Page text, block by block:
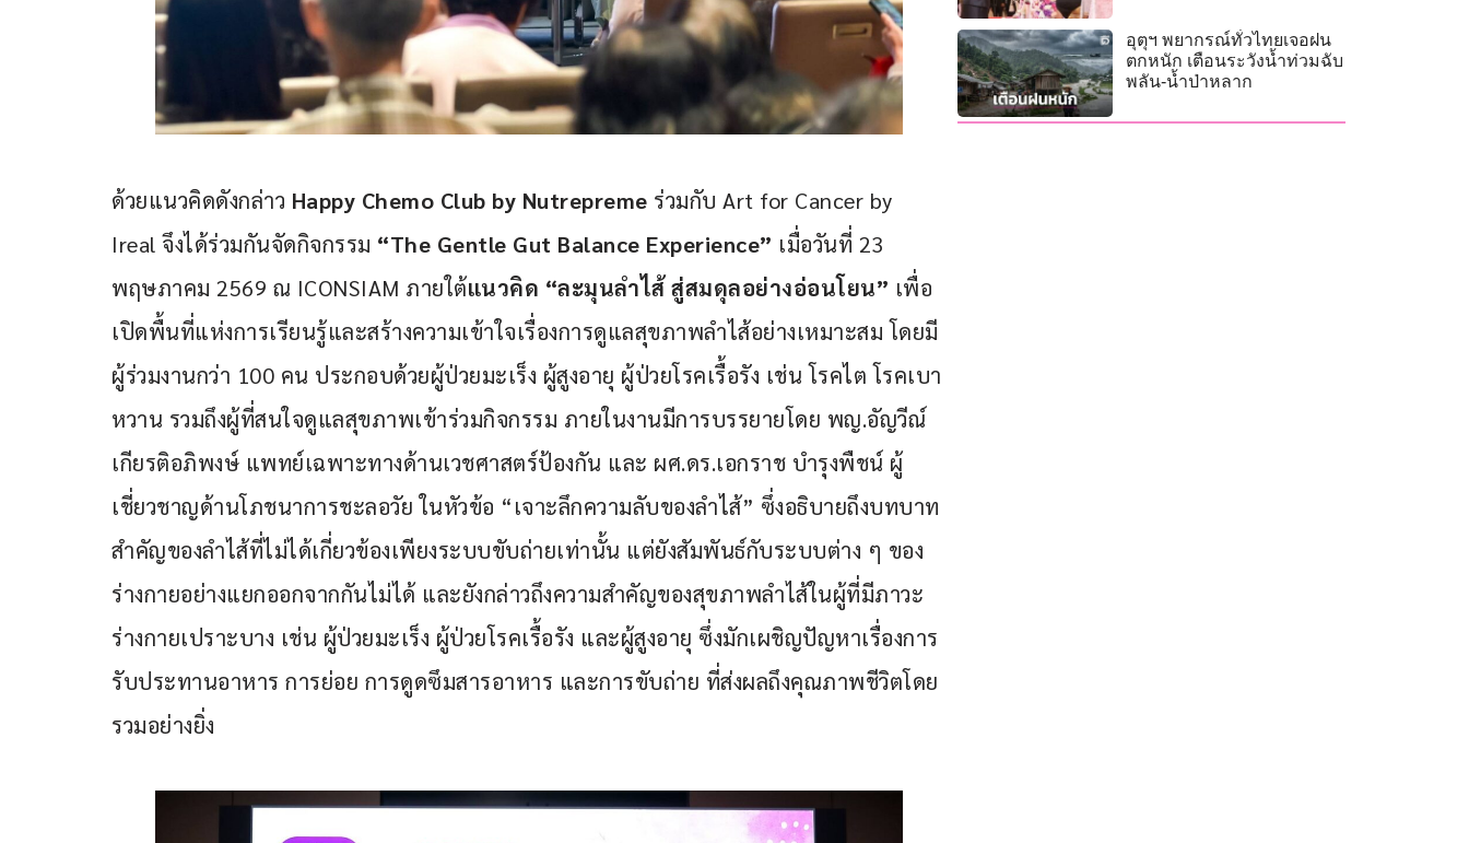
ด้วยแนวคิดดังกล่าว Happy Chemo Club by Nutrepreme ร่วมกับ Art for Cancer by
Ireal จึงได้ร่วมกันจัดกิจกรรม “The Gentle Gut Balance Experience” เมื่อวันที่ 23
พฤษภาคม 2569 ณ ICONSIAM ภายใต้แนวคิด “ละมุนลำไส้ สู่สมดุลอย่างอ่อนโยน” เพื่อ
เปิดพื้นที่แห่งการเรียนรู้และสร้างความเข้าใจเรื่องการดูแลสุขภาพลำไส้อย่างเหมาะสม โดยมี
ผู้ร่วมงานกว่า 100 คน ประกอบด้วยผู้ป่วยมะเร็ง ผู้สูงอายุ ผู้ป่วยโรคเรื้อรัง เช่น โรคไต โรคเบา
หวาน รวมถึงผู้ที่สนใจดูแลสุขภาพเข้าร่วมกิจกรรม ภายในงานมีการบรรยายโดย พญ.อัญวีณ์
เกียรติอภิพงษ์ แพทย์เฉพาะทางด้านเวชศาสตร์ป้องกัน และ ผศ.ดร.เอกราช บำรุงพืชน์ ผู้
เชี่ยวชาญด้านโภชนาการชะลอวัย ในหัวข้อ “เจาะลึกความลับของลำไส้” ซึ่งอธิบายถึงบทบาท
สำคัญของลำไส้ที่ไม่ได้เกี่ยวข้องเพียงระบบขับถ่ายเท่านั้น แต่ยังสัมพันธ์กับระบบต่าง ๆ ของ
ร่างกายอย่างแยกออกจากกันไม่ได้ และยังกล่าวถึงความสำคัญของสุขภาพลำไส้ในผู้ที่มีภาวะ
ร่างกายเปราะบาง เช่น ผู้ป่วยมะเร็ง ผู้ป่วยโรคเรื้อรัง และผู้สูงอายุ ซึ่งมักเผชิญปัญหาเรื่องการ
รับประทานอาหาร การย่อย การดูดซึมสารอาหาร และการขับถ่าย ที่ส่งผลถึงคุณภาพชีวิตโดย
รวมอย่างยิ่ง
อุตุฯ พยากรณ์ทั่วไทยเจอฝน
ตกหนัก เตือนระวังน้ำท่วมฉับ
พลัน-น้ำป่าหลาก